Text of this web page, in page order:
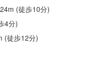
(徒歩10分)
4分)
(徒歩12分)